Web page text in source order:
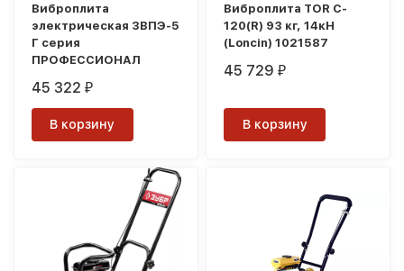
Виброплита
электрическая ЗВПЭ-5
Г серия
ПРОФЕССИОНАЛ
45 322₽
В корзину
Виброплита TOR C-
120(R) 93 кг, 14кН
(Loncin) 1021587
45 729₽
В корзину